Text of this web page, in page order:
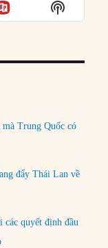
Show
Podcast
Trung Quốc có
đẩy Thái Lan về
các quyết định đầu